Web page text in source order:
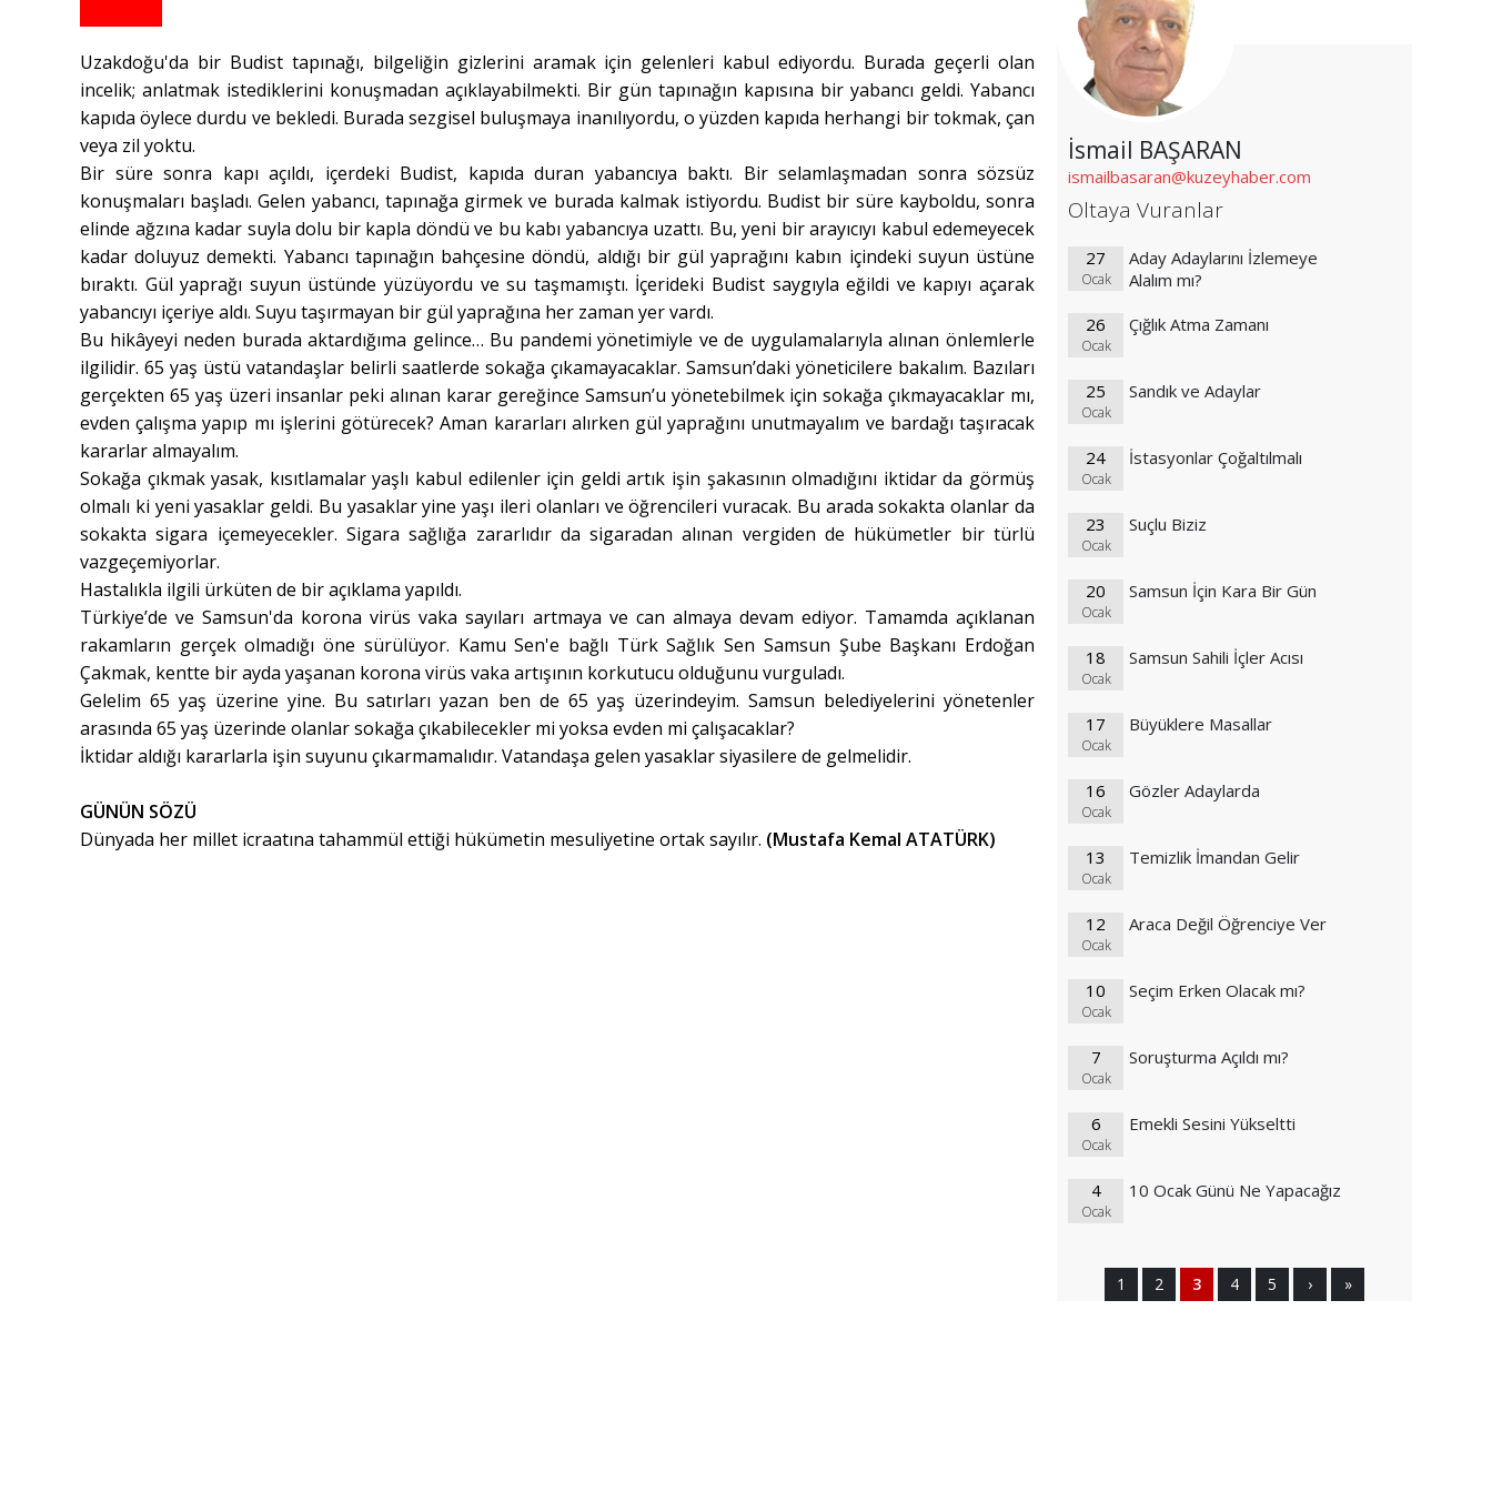
Uzakdoğu'da bir Budist tapınağı, bilgeliğin gizlerini aramak için gelenleri kabul ediyordu. Burada geçerli olan
incelik; anlatmak istediklerini konuşmadan açıklayabilmekti. Bir gün tapınağın kapısına bir yabancı geldi. Yabancı
kapıda öylece durdu ve bekledi. Burada sezgisel buluşmaya inanılıyordu, o yüzden kapıda herhangi bir tokmak, çan
veya zil yoktu.
Bir süre sonra kapı açıldı, içerdeki Budist, kapıda duran yabancıya baktı. Bir selamlaşmadan sonra sözsüz
konuşmaları başladı. Gelen yabancı, tapınağa girmek ve burada kalmak istiyordu. Budist bir süre kayboldu, sonra
elinde ağzına kadar suyla dolu bir kapla döndü ve bu kabı yabancıya uzattı. Bu, yeni bir arayıcıyı kabul edemeyecek
kadar doluyuz demekti. Yabancı tapınağın bahçesine döndü, aldığı bir gül yaprağını kabın içindeki suyun üstüne
bıraktı. Gül yaprağı suyun üstünde yüzüyordu ve su taşmamıştı. İçerideki Budist saygıyla eğildi ve kapıyı açarak
yabancıyı içeriye aldı. Suyu taşırmayan bir gül yaprağına her zaman yer vardı.
Bu hikâyeyi neden burada aktardığıma gelince… Bu pandemi yönetimiyle ve de uygulamalarıyla alınan önlemlerle
ilgilidir. 65 yaş üstü vatandaşlar belirli saatlerde sokağa çıkamayacaklar. Samsun’daki yöneticilere bakalım. Bazıları
gerçekten 65 yaş üzeri insanlar peki alınan karar gereğince Samsun’u yönetebilmek için sokağa çıkmayacaklar mı,
evden çalışma yapıp mı işlerini götürecek? Aman kararları alırken gül yaprağını unutmayalım ve bardağı taşıracak
kararlar almayalım.
Sokağa çıkmak yasak, kısıtlamalar yaşlı kabul edilenler için geldi artık işin şakasının olmadığını iktidar da görmüş
olmalı ki yeni yasaklar geldi. Bu yasaklar yine yaşı ileri olanları ve öğrencileri vuracak. Bu arada sokakta olanlar da
sokakta sigara içemeyecekler. Sigara sağlığa zararlıdır da sigaradan alınan vergiden de hükümetler bir türlü
vazgeçemiyorlar.
Hastalıkla ilgili ürküten de bir açıklama yapıldı.
Türkiye’de ve Samsun'da korona virüs vaka sayıları artmaya ve can almaya devam ediyor. Tamamda açıklanan
rakamların gerçek olmadığı öne sürülüyor. Kamu Sen'e bağlı Türk Sağlık Sen Samsun Şube Başkanı Erdoğan
Çakmak, kentte bir ayda yaşanan korona virüs vaka artışının korkutucu olduğunu vurguladı.
Gelelim 65 yaş üzerine yine. Bu satırları yazan ben de 65 yaş üzerindeyim. Samsun belediyelerini yönetenler
arasında 65 yaş üzerinde olanlar sokağa çıkabilecekler mi yoksa evden mi çalışacaklar?
İktidar aldığı kararlarla işin suyunu çıkarmamalıdır. Vatandaşa gelen yasaklar siyasilere de gelmelidir.
GÜNÜN SÖZÜ
Dünyada her millet icraatına tahammül ettiği hükümetin mesuliyetine ortak sayılır. (Mustafa Kemal ATATÜRK)
İsmail BAŞARAN
ismailbasaran@kuzeyhaber.com
Oltaya Vuranlar
27
Ocak
Aday Adaylarını İzlemeye
Alalım mı?
26
Ocak
Çığlık Atma Zamanı
25
Ocak
Sandık ve Adaylar
24
Ocak
İstasyonlar Çoğaltılmalı
23
Ocak
Suçlu Biziz
20
Ocak
Samsun İçin Kara Bir Gün
18
Ocak
Samsun Sahili İçler Acısı
17
Ocak
Büyüklere Masallar
16
Ocak
Gözler Adaylarda
13
Ocak
Temizlik İmandan Gelir
12
Ocak
Araca Değil Öğrenciye Ver
10
Ocak
Seçim Erken Olacak mı?
7
Ocak
Soruşturma Açıldı mı?
6
Ocak
Emekli Sesini Yükseltti
4
Ocak
10 Ocak Günü Ne Yapacağız
1 2 3 4 5 › »